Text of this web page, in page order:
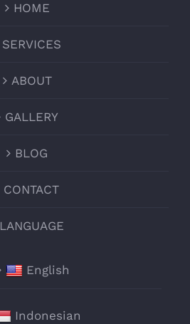
HOME
SERVICES
ABOUT
GALLERY
BLOG
CONTACT
LANGUAGE
English
Indonesian